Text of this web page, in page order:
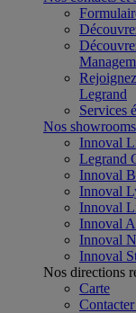
Legrand
Services
Nos
Innoval
Legrand
Innoval
Innoval
Innoval
Innoval
Innoval
Innoval
Nos directions
Carte